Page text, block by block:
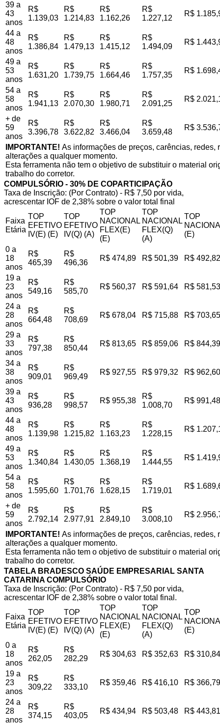
39 a
43
anos
R$
1.139,03
R$
1.214,83
R$
1.162,26
R$
1.227,12
R$
44 a
48
anos
R$
1.386,84
R$
1.479,13
R$
1.415,12
R$
1.494,09
R$
49 a
53
anos
R$
1.631,20
R$
1.739,75
R$
1.664,46
R$
1.757,35
R$
54 a
58
anos
R$
1.941,13
R$
2.070,30
R$
1.980,71
R$
2.091,25
R$
+ de
59
anos
R$
3.396,78
R$
3.622,82
R$
3.466,04
R$
3.659,48
R$
IMPORTANTE! As informações de preços, carências,
alterações a qualquer momento.
Esta ferramenta não tem o objetivo de substituir o material
trabalho do corretor.
COMPULSÓRIO - 30% DE COPARTICIPAÇÃO
Taxa de Inscrição: (Por Contrato) - R$ 7,50 por vida,
acrescentar IOF de 2,38% sobre o valor total final
Faixa
Etária
TOP
EFETIVO
IV(E) (E)
TOP
EFETIVO
IV(Q) (A)
TOP
NACIONAL
FLEX(E)
(E)
TOP
NACIONAL
FLEX(Q)
(A)
TOP
(E)
0 a
18
anos
R$
465,39
R$
496,36
R$ 474,89 R$ 501,39 R$ 492,82
19 a
23
anos
R$
549,16
R$
585,70
R$ 560,37 R$ 591,64 R$ 581,53
24 a
28
anos
R$
664,48
R$
708,69
R$ 678,04 R$ 715,88 R$ 703,65
29 a
33
anos
R$
797,38
R$
850,44
R$ 813,65 R$ 859,06 R$ 844,39
34 a
38
anos
R$
909,01
R$
969,49
R$ 927,55 R$ 979,32 R$ 962,60
39 a
43
anos
R$
936,28
R$
998,57
R$ 955,38
R$
1.008,70
R$ 991,48
44 a
48
anos
R$
1.139,98
R$
1.215,82
R$
1.163,23
R$
1.228,15
R$
49 a
53
anos
R$
1.340,84
R$
1.430,05
R$
1.368,19
R$
1.444,55
R$
54 a
58
anos
R$
1.595,60
R$
1.701,76
R$
1.628,15
R$
1.719,01
R$
+ de
59
anos
R$
2.792,14
R$
2.977,91
R$
2.849,10
R$
3.008,10
R$
IMPORTANTE! As informações de preços, carências,
alterações a qualquer momento.
Esta ferramenta não tem o objetivo de substituir o material
trabalho do corretor.
TABELA BRADESCO SAÚDE EMPRESARIAL SANTA
CATARINA COMPULSÓRIO
Taxa de Inscrição: (Por Contrato) - R$ 7,50 por vida,
acrescentar IOF de 2,38% sobre o valor total final.
Faixa
Etária
TOP
EFETIVO
IV(E) (E)
TOP
EFETIVO
IV(Q) (A)
TOP
NACIONAL
FLEX(E)
(E)
TOP
NACIONAL
FLEX(Q)
(A)
TOP
(E)
0 a
18
anos
R$
262,05
R$
282,29
R$ 304,63 R$ 352,63 R$ 310,84
19 a
23
anos
R$
309,22
R$
333,10
R$ 359,46 R$ 416,10 R$ 366,79
24 a
28
anos
R$
374,15
R$
403,05
R$ 434,94 R$ 503,48 R$ 443,81